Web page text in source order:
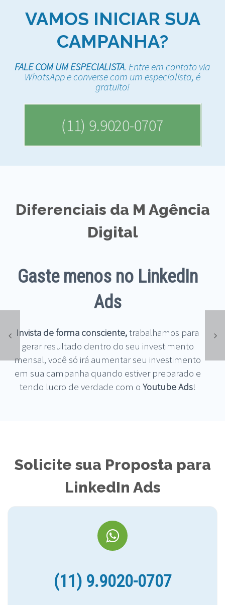
VAMOS INICIAR SUA
CAMPANHA?
FALE COM UM ESPECIALISTA. Entre em contato via
WhatsApp e converse com um especialista, é
gratuito!
(11) 9.9020-0707
Diferenciais da M Agência
Digital
Gaste menos no LinkedIn
Ads
Invista de forma consciente,trabalhamos para
gerar resultado dentro do seu investimento
mensal, você só irá aumentar seu investimento
em sua campanha quando estiver preparado e
tendo lucro de verdade com o Youtube Ads!
Solicite sua Proposta para
LinkedIn Ads
(11) 9.9020-0707